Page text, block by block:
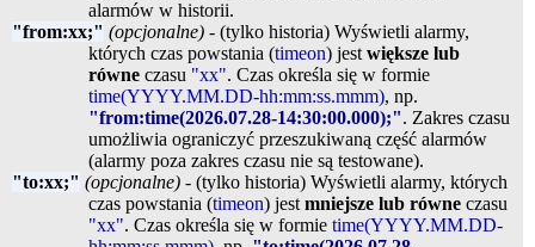
alarmów w historii.
"from:xx;" (opcjonalne) - (tylko historia) Wyświetli alarmy,
których czas powstania (timeon) jest większe lub
równe czasu "xx". Czas określa się w formie
time(YYYY.MM.DD-hh:mm:ss.mmm), np.
"from:time(2026.07.28-14:30:00.000);". Zakres czasu
umożliwia ograniczyć przeszukiwaną część alarmów
(alarmy poza zakres czasu nie są testowane).
"to:xx;" (opcjonalne) - (tylko historia) Wyświetli alarmy, których
czas powstania (timeon) jest mniejsze lub równe czasu
"xx". Czas określa się w formie time(YYYY.MM.DD-